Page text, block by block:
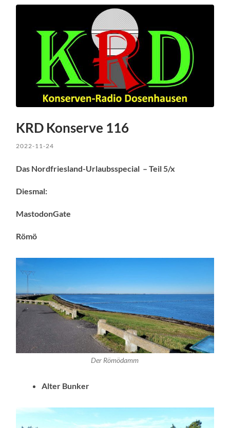
KRD Konserve 116
2022-11-24
Das Nordfriesland-Urlaubsspecial – Teil 5/x
Diesmal:
MastodonGate
Römö
Der Römödamm
Alter Bunker